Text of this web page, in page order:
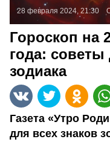
28 февраля 2024, 21:30
Гороскоп на
года: советы
зодиака
Газета «Утро
для всех знаков